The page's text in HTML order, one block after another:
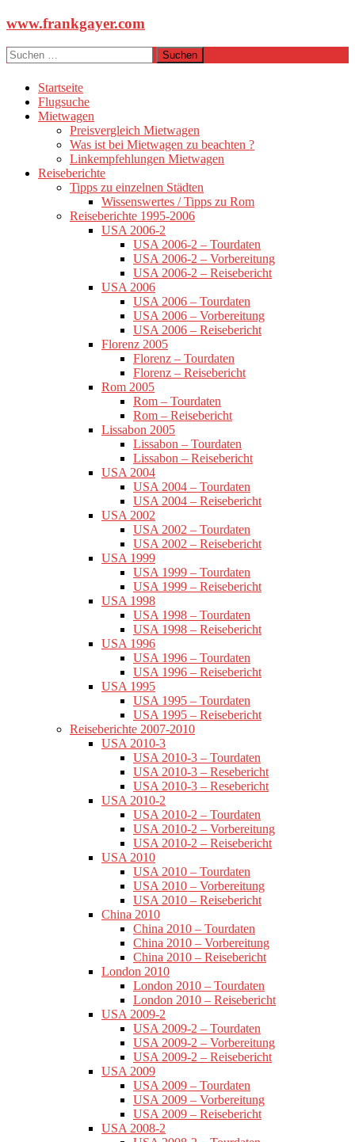
Zum
springen
www.frankgayer.com
Suchen
nach:
Startseite
Flugsuche
Mietwagen
Preisvergleich Mietwagen
Was ist bei Mietwagen zu beachten ?
Linkempfehlungen Mietwagen
Reiseberichte
Tipps zu einzelnen Städten
Wissenswertes / Tipps zu Rom
Reiseberichte 1995-2006
USA 2006-2
USA 2006-2 – Tourdaten
USA 2006-2 – Vorbereitung
USA 2006-2 – Reisebericht
USA 2006
USA 2006 – Tourdaten
USA 2006 – Vorbereitung
USA 2006 – Reisebericht
Florenz 2005
Florenz – Tourdaten
Florenz – Reisebericht
Rom 2005
Rom – Tourdaten
Rom – Reisebericht
Lissabon 2005
Lissabon – Tourdaten
Lissabon – Reisebericht
USA 2004
USA 2004 – Tourdaten
USA 2004 – Reisebericht
USA 2002
USA 2002 – Tourdaten
USA 2002 – Reisebericht
USA 1999
USA 1999 – Tourdaten
USA 1999 – Reisebericht
USA 1998
USA 1998 – Tourdaten
USA 1998 – Reisebericht
USA 1996
USA 1996 – Tourdaten
USA 1996 – Reisebericht
USA 1995
USA 1995 – Tourdaten
USA 1995 – Reisebericht
Reiseberichte 2007-2010
USA 2010-3
USA 2010-3 – Tourdaten
USA 2010-3 – Resebericht
USA 2010-3 – Resebericht
USA 2010-2
USA 2010-2 – Tourdaten
USA 2010-2 – Vorbereitung
USA 2010-2 – Reisebericht
USA 2010
USA 2010 – Tourdaten
USA 2010 – Vorbereitung
USA 2010 – Reisebericht
China 2010
China 2010 – Tourdaten
China 2010 – Vorbereitung
China 2010 – Reisebericht
London 2010
London 2010 – Tourdaten
London 2010 – Reisebericht
USA 2009-2
USA 2009-2 – Tourdaten
USA 2009-2 – Vorbereitung
USA 2009-2 – Reisebericht
USA 2009
USA 2009 – Tourdaten
USA 2009 – Vorbereitung
USA 2009 – Reisebericht
USA 2008-2